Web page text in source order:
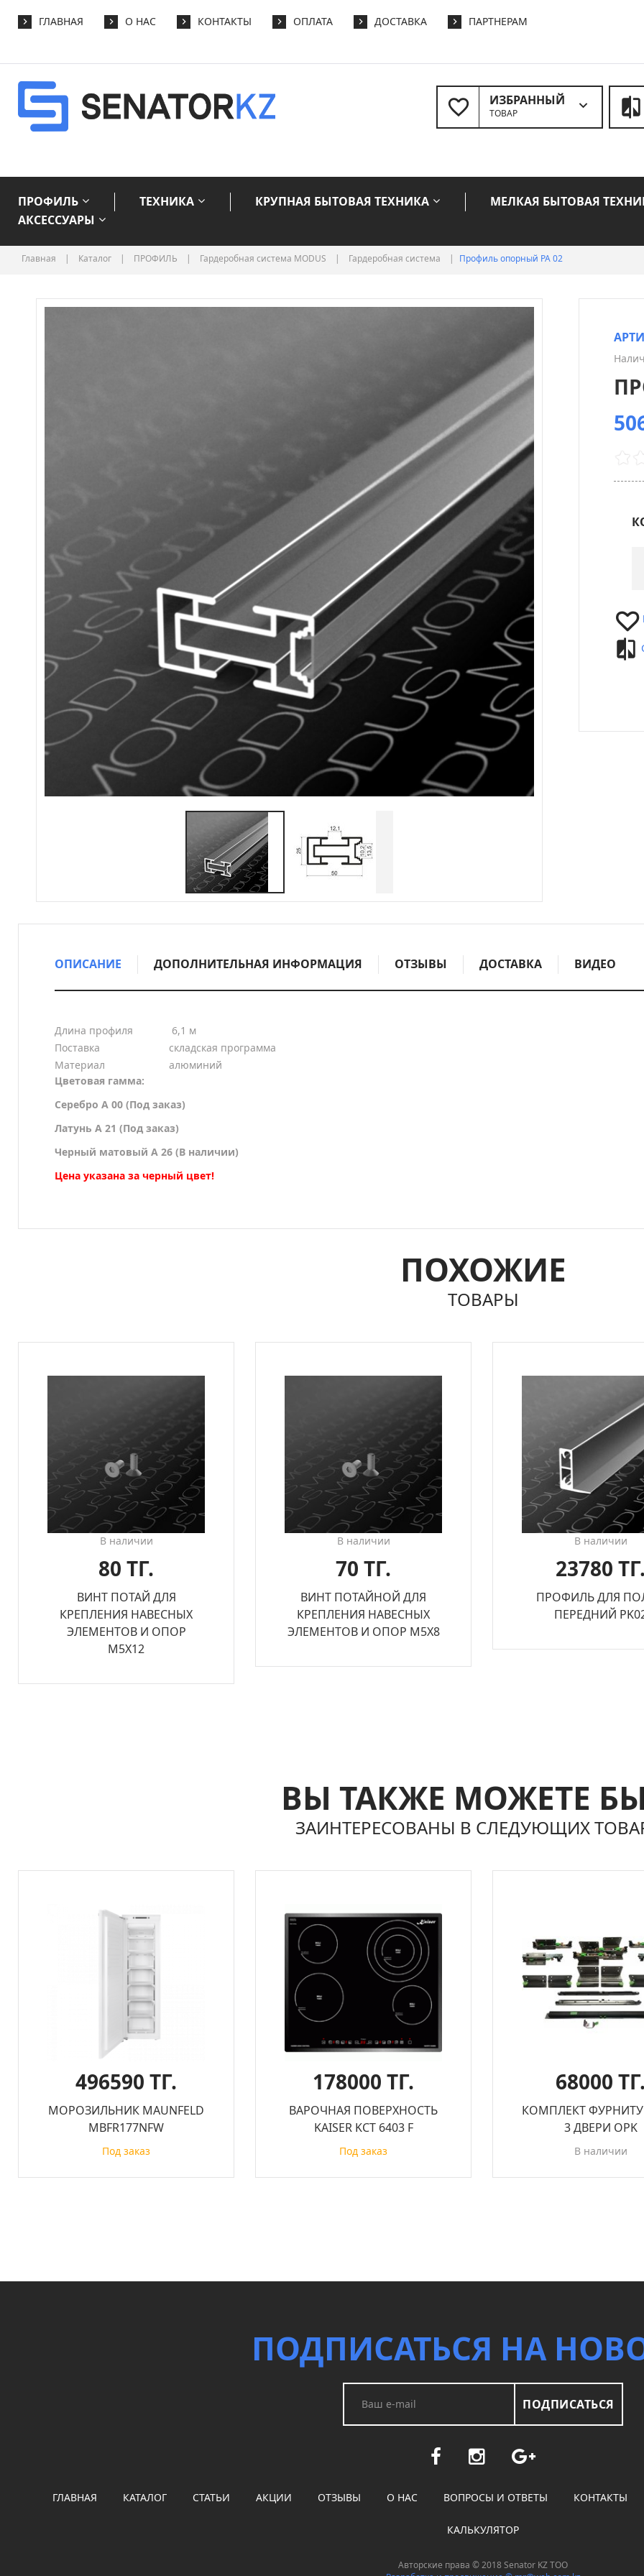
ГЛАВНАЯ О НАС КОНТАКТЫ ОПЛАТА ДОСТАВКА ПАРТНЕРАМ
ИЗБРАННЫЙ
ТОВАР
ПРОФИЛЬ ТЕХНИКА КРУПНАЯ БЫТОВАЯ ТЕХНИКА МЕЛКАЯ БЫТОВАЯ
АКСЕССУАРЫ
Главная | Каталог | ПРОФИЛЬ | Гардеробная система MODUS | Гардеробная система | Профиль опорный PA 02
ОПИСАНИЕ ДОПОЛНИТЕЛЬНАЯ ИНФОРМАЦИЯ ОТЗЫВЫ ДОСТАВКА ВИДЕО
Длина профиля
6,1 м
Поставка
cкладская программа
Материал
алюминий
Цветовая гамма:
Серебро A 00 (Под заказ)
Латунь A 21 (Под заказ)
Черный матовый A 26 (В наличии)
Цена указана за черный цвет!
ПОХОЖИЕ
ТОВАРЫ
В наличии
80 ТГ.
ВИНТ ПОТАЙ ДЛЯ
КРЕПЛЕНИЯ НАВЕСНЫХ
ЭЛЕМЕНТОВ И ОПОР
М5Х12
В наличии
70 ТГ.
ВИНТ ПОТАЙНОЙ ДЛЯ
КРЕПЛЕНИЯ НАВЕСНЫХ
ЭЛЕМЕНТОВ И ОПОР М5Х8
В наличии
23780 ТГ.
ПРОФИЛЬ ДЛЯ
ПЕРЕДНИЙ
ВЫ ТАКЖЕ МОЖЕТЕ
ЗАИНТЕРЕСОВАНЫ В СЛЕДУЮЩИХ
496590 ТГ.
МОРОЗИЛЬНИК MAUNFELD
MBFR177NFW
Под заказ
178000 ТГ.
ВАРОЧНАЯ ПОВЕРХНОСТЬ
KAISER KCT 6403 F
Под заказ
68000 ТГ.
КОМПЛЕКТ
3 ДВЕРИ OPK
В наличии
ПОДПИСАТЬСЯ НА
ПОДПИСАТЬСЯ
ГЛАВНАЯ КАТАЛОГ СТАТЬИ АКЦИИ ОТЗЫВЫ О НАС ВОПРОСЫ И ОТВЕТЫ КОНТАКТЫ
КАЛЬКУЛЯТОР
Авторские права © 2018 Senator KZ ТОО